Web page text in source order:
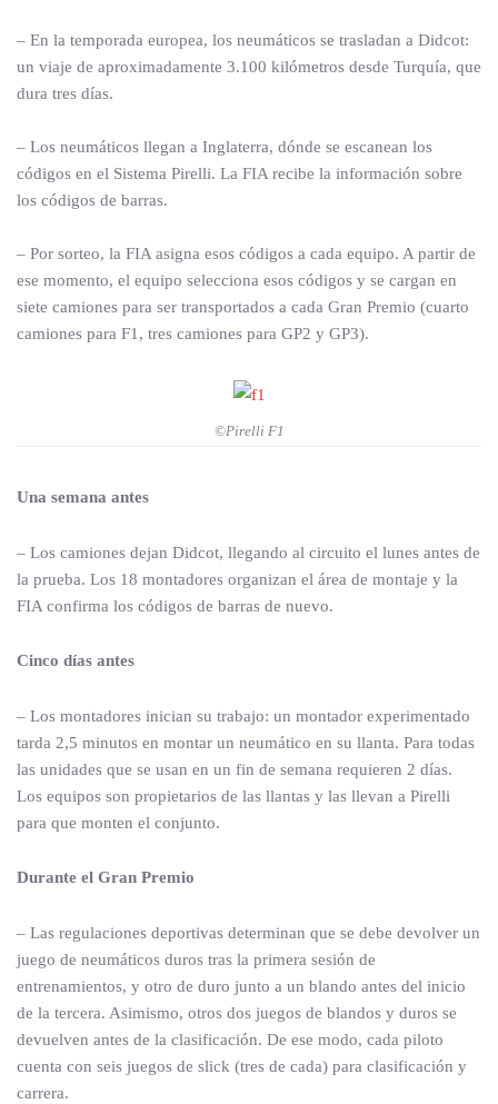
– En la temporada europea, los neumáticos se trasladan a Didcot:
un viaje de aproximadamente 3.100 kilómetros desde Turquía, que
dura tres días.
– Los neumáticos llegan a Inglaterra, dónde se escanean los
códigos en el Sistema Pirelli. La FIA recibe la información sobre
los códigos de barras.
– Por sorteo, la FIA asigna esos códigos a cada equipo. A partir de
ese momento, el equipo selecciona esos códigos y se cargan en
siete camiones para ser transportados a cada Gran Premio (cuarto
camiones para F1, tres camiones para GP2 y GP3).
©Pirelli F1
Una semana antes
– Los camiones dejan Didcot, llegando al circuito el lunes antes de
la prueba. Los 18 montadores organizan el área de montaje y la
FIA confirma los códigos de barras de nuevo.
Cinco días antes
– Los montadores inician su trabajo: un montador experimentado
tarda 2,5 minutos en montar un neumático en su llanta. Para todas
las unidades que se usan en un fin de semana requieren 2 días.
Los equipos son propietarios de las llantas y las llevan a Pirelli
para que monten el conjunto.
Durante el Gran Premio
– Las regulaciones deportivas determinan que se debe devolver un
juego de neumáticos duros tras la primera sesión de
entrenamientos, y otro de duro junto a un blando antes del inicio
de la tercera. Asimismo, otros dos juegos de blandos y duros se
devuelven antes de la clasificación. De ese modo, cada piloto
cuenta con seis juegos de slick (tres de cada) para clasificación y
carrera.